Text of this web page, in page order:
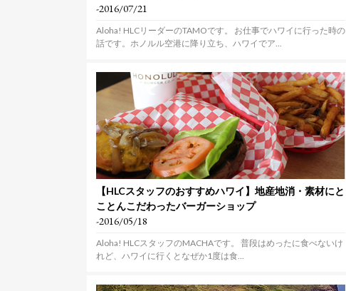
-2016/07/21
Aloha! HLCリーダーのTAMOです。 お仕事でハワイに行った時の
話です。ホノルル空港に降り立ち、ハワイでア...
【HLCスタッフのおすすめハワイ】地産地消・素材にと
ことんこだわったバーガーショップ
-2016/05/18
Aloha! HLCスタッフのMACHAです。 普段はめったに食べないけ
れど、ハワイに行くとなぜか1度は食...